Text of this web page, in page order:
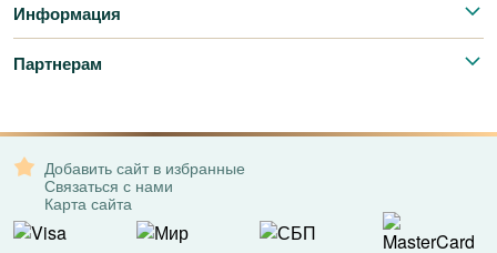
Информация
Партнерам
Добавить сайт в избранные
Связаться с нами
Карта сайта